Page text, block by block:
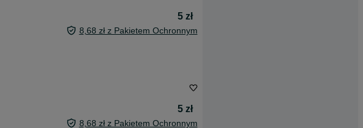
5 zł
8,68 zł z Pakietem Ochronnym
5 zł
8,68 zł z Pakietem Ochronnym